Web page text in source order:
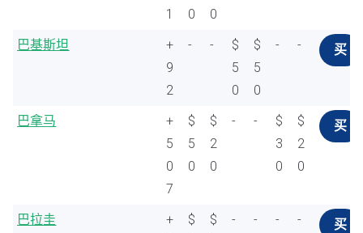
1
0
0
巴基斯坦
+
9
2
- -
$
5
0
$
5
0
- - 买
巴拿马
+
5
0
7
$
5
0
$
2
0
- -
$
3
0
$
2
0
买
巴拉圭
+
$
$
- - - - 买